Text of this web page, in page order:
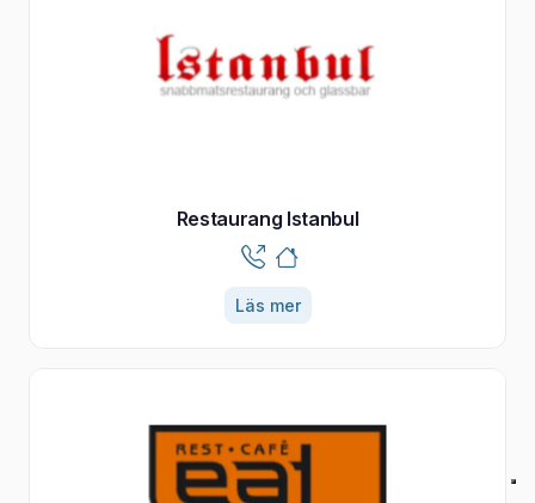
Restaurang Istanbul
Läs mer